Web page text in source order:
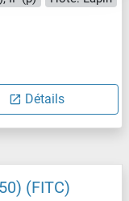
Détails
(FITC)